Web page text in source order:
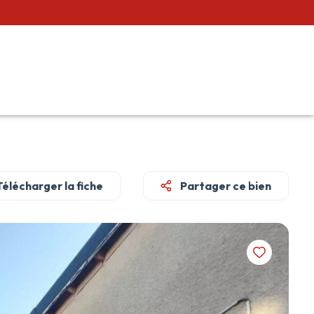
la fiche Partager ce bien